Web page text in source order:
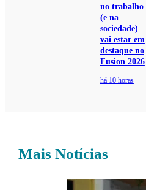
no trabalho
(e na
sociedade)
vai estar em
destaque no
Fusion 2026
há 10 horas
Mais Notícias